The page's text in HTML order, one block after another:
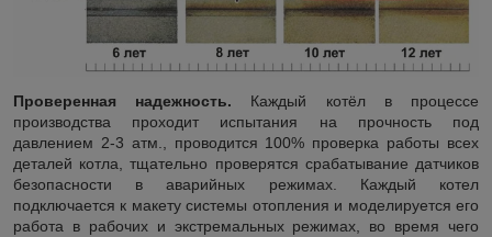
Проверенная надежность. Каждый котёл в процессе
производства проходит испытания на прочность под
давлением 2-3 атм., проводится 100% проверка работы всех
деталей котла, тщательно проверятся срабатывание датчиков
безопасности в аварийных режимах. Каждый котел
подключается к макету системы отопления и моделируется его
работа в рабочих и экстремальных режимах, во время чего